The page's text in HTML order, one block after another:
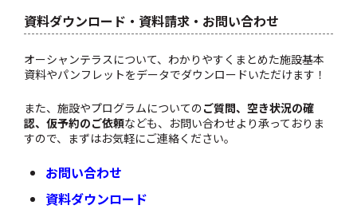
資料ダウンロード・資料請求・お問い合わせ
オーシャンテラスについて、わかりやすくまとめた施設基本
資料やパンフレットをデータでダウンロードいただけます！
また、施設やプログラムについてのご質問、空き状況の確
認、仮予約のご依頼なども、お問い合わせより承っておりま
すので、まずはお気軽にご連絡ください。
お問い合わせ
資料ダウンロード